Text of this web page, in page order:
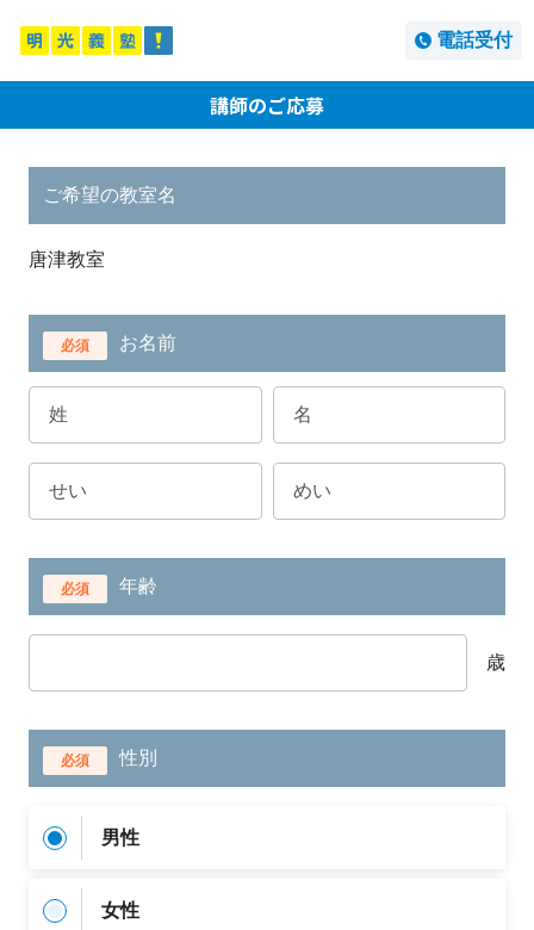
電話受付
講師のご応募
ご希望の教室名
唐津教室
必須 お名前
必須 年齢
歳
必須 性別
男性
女性